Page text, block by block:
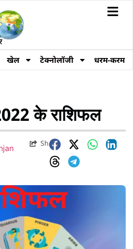
खेल टेक्नोलॉजी धरम-करम
के राशिफल
Share